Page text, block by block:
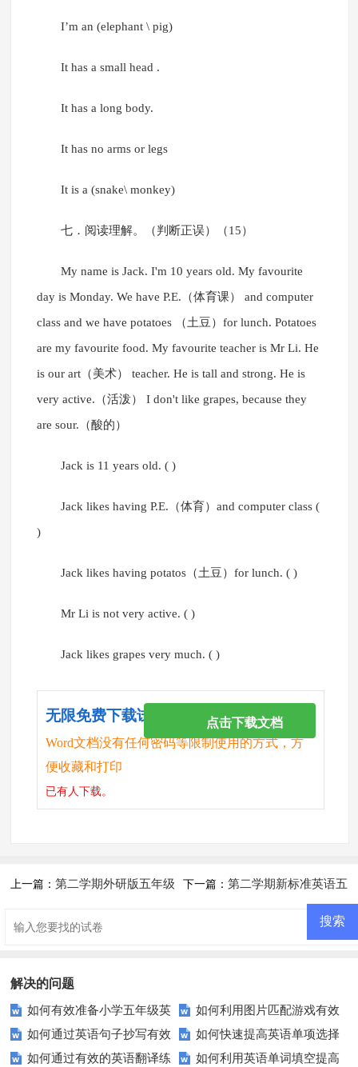
I’m an (elephant \ pig)
It has a small head .
It has a long body.
It has no arms or legs
It is a (snake\ monkey)
七．阅读理解。（判断正误）（15）
My name is Jack. I'm 10 years old. My favourite
day is Monday. We have P.E.（体育课） and computer
class and we have potatoes （土豆）for lunch. Potatoes
are my favourite food. My favourite teacher is Mr Li. He
is our art（美术） teacher. He is tall and strong. He is
very active.（活泼） I don't like grapes, because they
are sour.（酸的）
Jack is 11 years old. ( )
Jack likes having P.E.（体育）and computer class (
)
Jack likes having potatos（土豆）for lunch. ( )
Mr Li is not very active. ( )
Jack likes grapes very much. ( )
无限免费下载试卷
Word文档没有任何密码等限制使用的方式，方
便收藏和打印
已有人下载。
点击下载文档
上一篇：第二学期外研版五年级 下一篇： 第二学期新标准英语五
解决的问题
如何有效准备小学五年级英
语中期测试？
如何利用图片匹配游戏有效
提升孩子的英语词汇量？
如何通过英语句子抄写有效
提升你的写作技能？
如何快速提高英语单项选择
题的正确率？
如何通过有效的英语翻译练
如何利用英语单词填空提高